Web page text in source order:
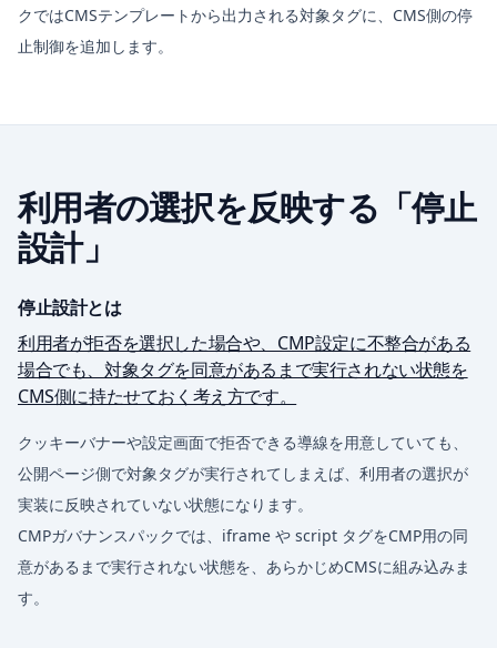
クではCMSテンプレートから出力される対象タグに、CMS側の停
止制御を追加します。
利用者の選択を反映する「停止
設計」
停止設計とは
利用者が拒否を選択した場合や、CMP設定に不整合がある
場合でも、対象タグを同意があるまで実行されない状態を
CMS側に持たせておく考え方です。
クッキーバナーや設定画面で拒否できる導線を用意していても、
公開ページ側で対象タグが実行されてしまえば、利用者の選択が
実装に反映されていない状態になります。
CMPガバナンスパックでは、iframe や script タグをCMP用の同
意があるまで実行されない状態を、あらかじめCMSに組み込みま
す。